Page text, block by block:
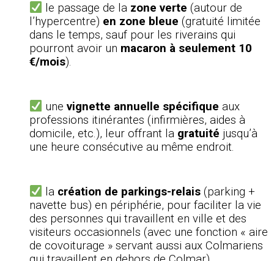
le passage de la zone verte (autour de
l’hypercentre) en zone bleue (gratuité limitée
dans le temps, sauf pour les riverains qui
pourront avoir un macaron à seulement 10
€/mois).
unevignette annuelle spécifique aux
professions itinérantes (infirmières, aides à
domicile, etc.), leur offrant la gratuité jusqu’à
une heure consécutive au même endroit.
la création de parkings-relais (parking +
navette bus) en périphérie, pour faciliter la vie
des personnes qui travaillent en ville et des
visiteurs occasionnels (avec une fonction « aire
de covoiturage » servant aussi aux Colmariens